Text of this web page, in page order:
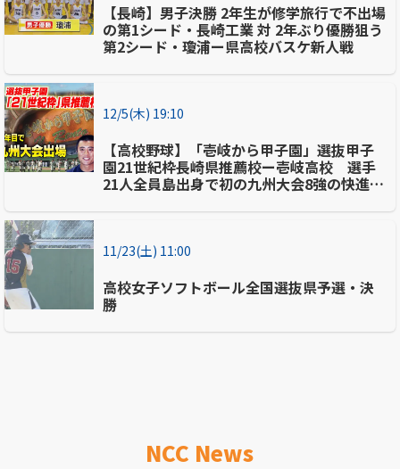
【長崎】男子決勝 2年生が修学旅行で不出場
の第1シード・長崎工業 対 2年ぶり優勝狙う
第2シード・瓊浦ー県高校バスケ新人戦
12/5(木) 19:10
【高校野球】「壱岐から甲子園」選抜甲子
園21世紀枠長崎県推薦校ー壱岐高校 選手
21人全員島出身で初の九州大会8強の快進
11/23(土) 11:00
高校女子ソフトボール全国選抜県予選・決
勝
NCC News